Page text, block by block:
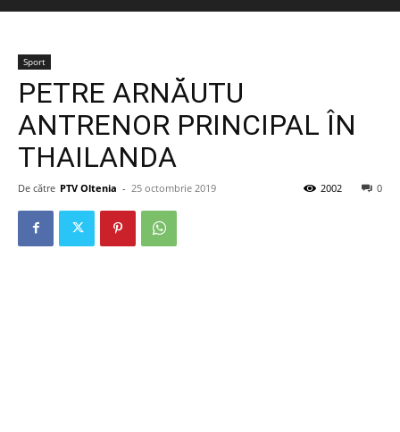
Sport
PETRE ARNĂUTU
ANTRENOR PRINCIPAL ÎN
THAILANDA
De către PTV Oltenia - 25 octombrie 2019 0
2002